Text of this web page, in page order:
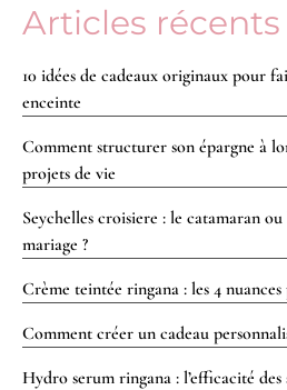
Articles récents
10 idées de cadeaux originaux pour
enceinte
Comment structurer son épargne à
projets de vie
Seychelles croisiere : le catamaran
mariage ?
Crème teintée ringana : les 4
Comment créer un cadeau
Hydro serum ringana : l’efficacité des